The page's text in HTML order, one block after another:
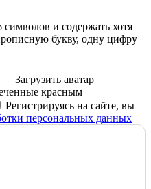
и содержать хотя
букву, одну цифру
Загрузить аватар
красным
Регистрируясь на сайте, вы
персональных данных